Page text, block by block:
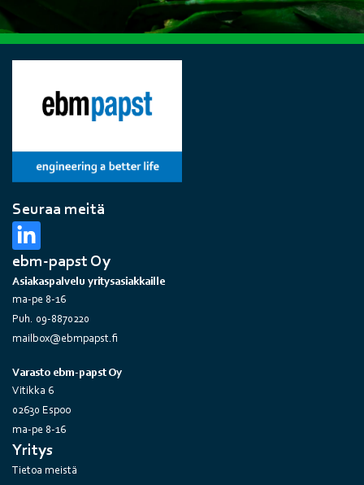
Seuraa meitä
ebm-papst Oy
Asiakaspalvelu yritysasiakkaille
ma-pe 8-16
Puh. 09-8870220
mailbox@ebmpapst.fi
Varasto ebm-papst Oy
Vitikka 6
02630 Espoo
ma-pe 8-16
Yritys
Tietoa meistä